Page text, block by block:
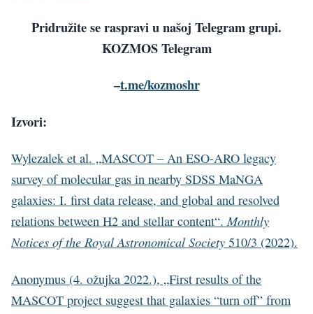
Pridružite se raspravi u našoj Telegram grupi.
KOZMOS Telegram
–t.me/kozmoshr
Izvori:
Wylezalek et al. „MASCOT – An ESO-ARO legacy
survey of molecular gas in nearby SDSS MaNGA
galaxies: I. first data release, and global and resolved
relations between H2 and stellar content“.Monthly
Notices of the Royal Astronomical Society 510/3 (2022).
Anonymus (4. ožujka 2022.), „First results of the
MASCOT project suggest that galaxies “turn off” from